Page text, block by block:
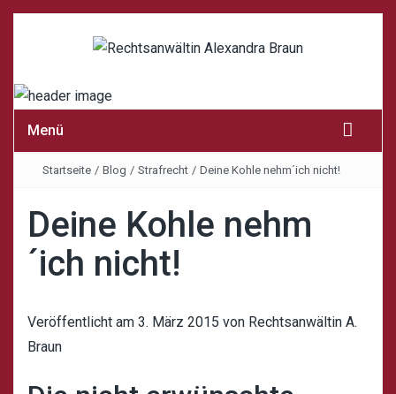
Menü
Startseite / Blog / Strafrecht / Deine Kohle nehm´ich nicht!
Deine Kohle nehm
´ich nicht!
Veröffentlicht am 3. März 2015 von Rechtsanwältin A.
Braun